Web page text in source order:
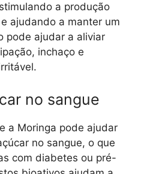
a produção
ajudando a manter um
pode ajudar a aliviar
inchaço e
no sangue
a Moringa pode ajudar
no sangue, o que
com diabetes ou pré-